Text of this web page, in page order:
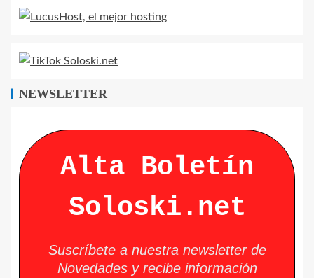
NEWSLETTER
Alta Boletín
Soloski.net
Suscríbete a nuestra newsletter de
Novedades y recibe información